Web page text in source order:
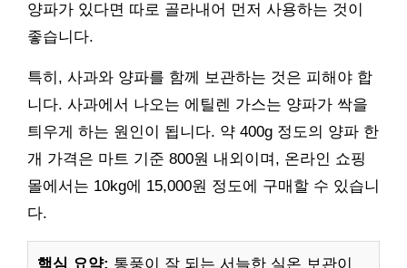
양파가 있다면 따로 골라내어 먼저 사용하는 것이
좋습니다.
특히, 사과와 양파를 함께 보관하는 것은 피해야 합
니다. 사과에서 나오는 에틸렌 가스는 양파가 싹을
틔우게 하는 원인이 됩니다. 약 400g 정도의 양파 한
개 가격은 마트 기준 800원 내외이며, 온라인 쇼핑
몰에서는 10kg에 15,000원 정도에 구매할 수 있습니
다.
핵심 요약: 통풍이 잘 되는 서늘한 실온 보관이